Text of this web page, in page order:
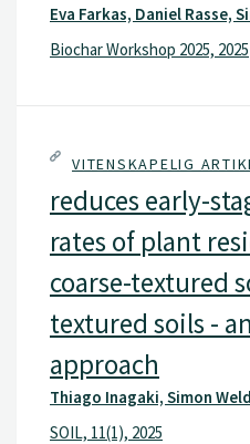
Eva Farkas, Daniel Rasse,
Biochar Workshop 2025, 2025
VITENSKAPELIG
reduces early-
rates of plant
coarse-textured
textured soils -
approach
Thiago Inagaki, Simon
SOIL, 11(1), 2025